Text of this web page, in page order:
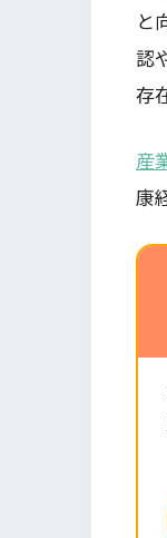
と
認
存
産
康